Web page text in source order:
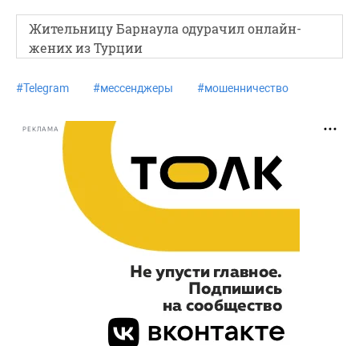
Жительницу Барнаула одурачил онлайн-
жених из Турции
#Telegram #мессенджеры #мошенничество
РЕКЛАМА